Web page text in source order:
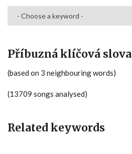
Příbuzná klíčová slova
(based on 3 neighbouring words)
(13709 songs analysed)
Related keywords